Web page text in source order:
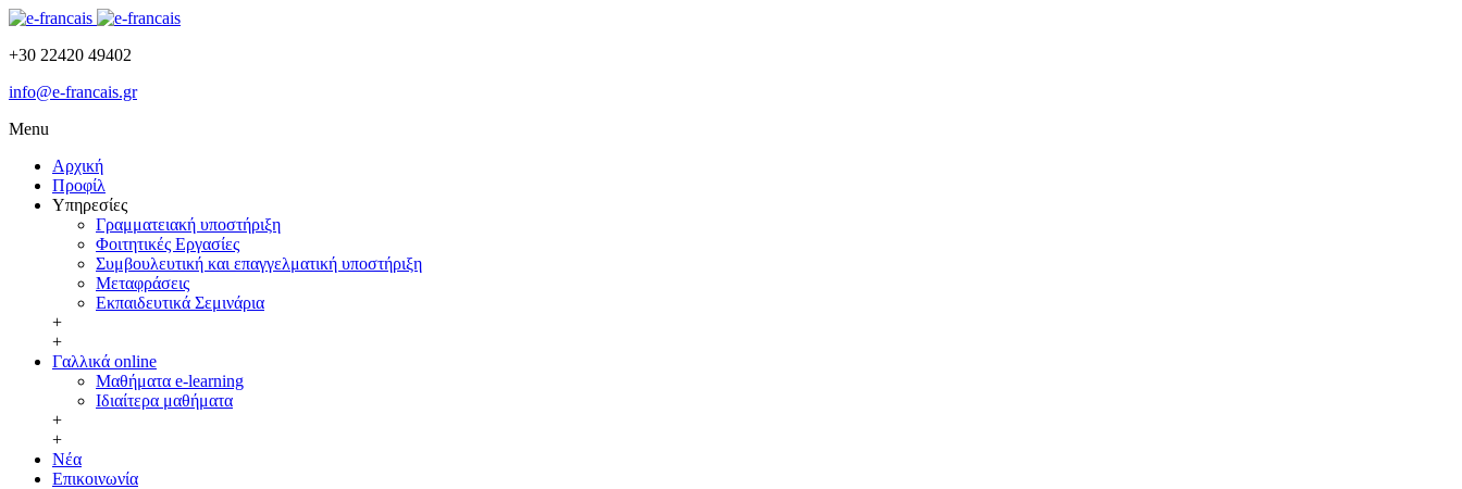
+30 22420 49402
info@e-francais.gr
Menu
Αρχική
Προφίλ
Υπηρεσίες
Γραμματειακή υποστήριξη
Φοιτητικές Εργασίες
Συμβουλευτική και επαγγελματική υποστήριξη
Μεταφράσεις
Εκπαιδευτικά Σεμινάρια
+
+
Γαλλικά online
Μαθήματα e-learning
Ιδιαίτερα μαθήματα
+
+
Νέα
Επικοινωνία